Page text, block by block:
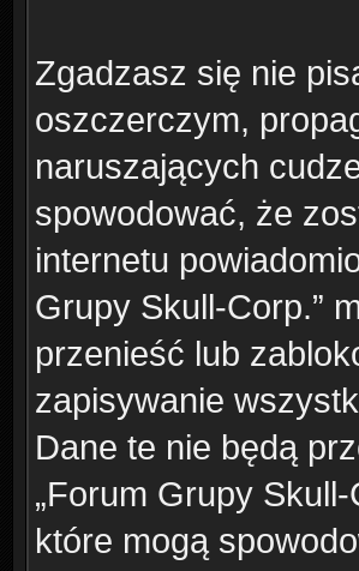
Zgadzasz się nie
oszczerczym,
naruszających
spowodować, że
internetu
Grupy Skull-Corp.”
przenieść lub
zapisywanie
Dane te nie będą
„Forum Grupy
które mogą